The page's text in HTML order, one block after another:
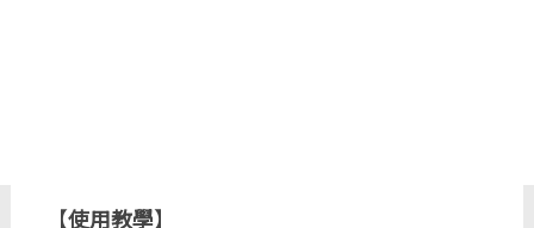
【使用教學】